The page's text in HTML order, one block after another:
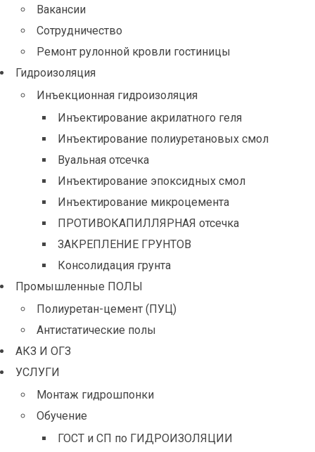
Вакансии
Сотрудничество
Ремонт рулонной кровли гостиницы
Гидроизоляция
Инъекционная гидроизоляция
Инъектирование акрилатного геля
Инъектирование полиуретановых смол
Вуальная отсечка
Инъектирование эпоксидных смол
Инъектирование микроцемента
ПРОТИВОКАПИЛЛЯРНАЯ отсечка
ЗАКРЕПЛЕНИЕ ГРУНТОВ
Консолидация грунта
Промышленные ПОЛЫ
Полиуретан-цемент (ПУЦ)
Антистатические полы
АКЗ И ОГЗ
УСЛУГИ
Монтаж гидрошпонки
Обучение
ГОСТ и СП по ГИДРОИЗОЛЯЦИИ